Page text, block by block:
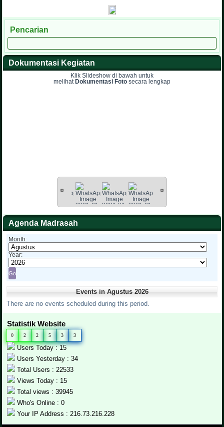
Pencarian
Dokumentasi Kegiatan
Klik Slideshow di bawah untuk
melihat Dokumentasi Foto secara lengkap
Agenda Madrasah
Month:
Year:
Events in Agustus 2026
There are no events scheduled during this period.
Statistik Website
0 2 2 5 3 3
Users Today : 15
Users Yesterday : 34
Total Users : 22533
Views Today : 15
Total views : 39945
Who's Online : 0
Your IP Address : 216.73.216.228